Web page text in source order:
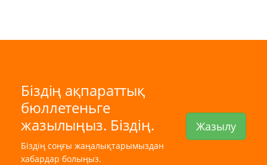
Біздің ақпараттық
бюллетеньге
жазылыңыз. Біздің.
Біздің соңғы жаңалықтарымыздан
хабардар болыңыз.
Жазылу